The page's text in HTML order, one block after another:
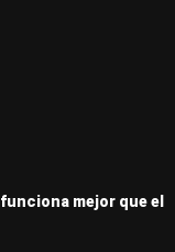
mejor que el